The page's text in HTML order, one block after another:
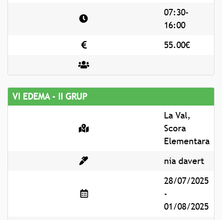
07:30-
16:00
55.00€
VI EDEMA - II GRUP
La Val,
Scora
Elementara
nia davert
28/07/2025
-
01/08/2025